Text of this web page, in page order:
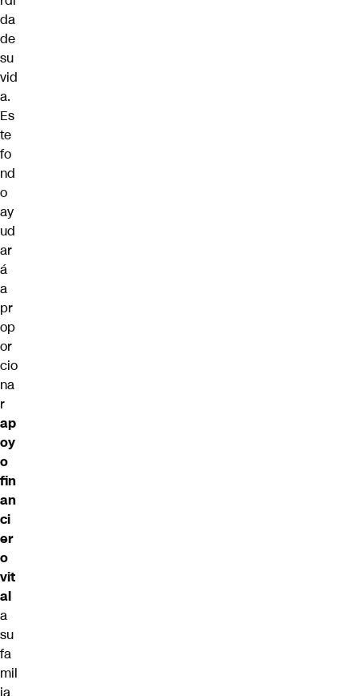
da
de
su
vid
a.
Es
te
fo
nd
o
ay
ud
ar
á
a
pr
op
or
cio
na
r
ap
oy
o
fin
an
ci
er
o
vit
al
a
su
fa
mil
ia